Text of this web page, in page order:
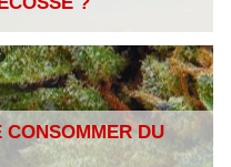
CONSOMMER DU